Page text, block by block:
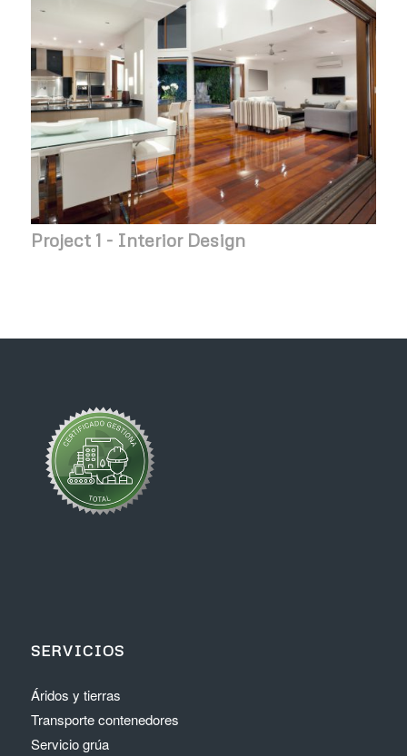
Project 1 - Interior Design
SERVICIOS
Áridos y tierras
Transporte contenedores
Servicio grúa